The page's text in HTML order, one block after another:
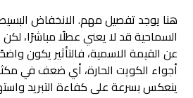
هنا يوجد تفصيل مهم. الانخفاض
السماحية قد لا يعني عطلًا مباشرًا،
عن القيمة الاسمية، فالتأثير يكون
أجواء الكويت الحارة، أي ضعف في
ينعكس بسرعة على كفاءة التبريد